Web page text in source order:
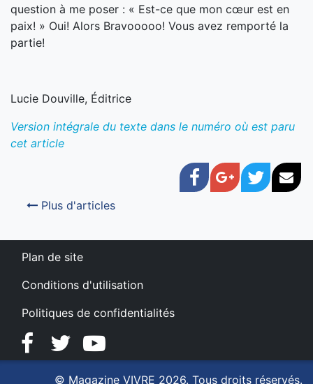
question à me poser : « Est-ce que mon cœur est en
paix! » Oui! Alors Bravooooo! Vous avez remporté la
partie!
Lucie Douville, Éditrice
Version intégrale du texte dans le numéro où est paru
cet article
Facebook
Google+
Twitter
Plus d'articles
Plan de site
Conditions d'utilisation
Politiques de confidentialités
FacebookTwitterYouTube
© Magazine VIVRE 2026. Tous droits réservés.